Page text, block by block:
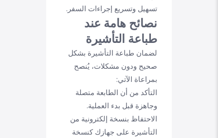
تسهيل وتسريع إجراءات السفر.
نصائح هامة عند
طباعة التأشيرة
لضمان طباعة التأشيرة بشكل
صحيح ودون مشكلات، يُنصح
بمراعاة الآتي:
التأكد من أن الطابعة متصلة
وجاهزة قبل بدء العملية.
الاحتفاظ بنسخة إلكترونية من
التأشيرة على جهازك كنسخة